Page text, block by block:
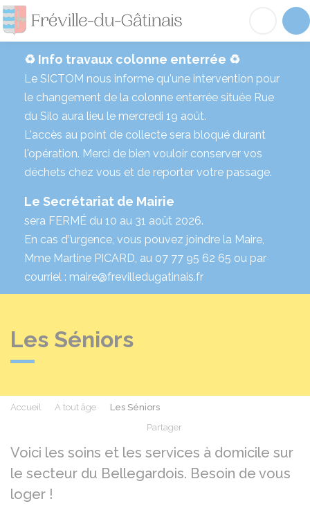
Fréville-du-
♻️ Info travaux colonne enterrée ♻️
Le SICTOM nous informe qu'une intervention pour
le changement de la colonne enterrée située Rue
du Silo aura lieu le mercredi 19 août.
L'accès au point de collecte sera bloqué durant
l'opération. Merci de bien vouloir conserver vos
déchets chez vous et de reporter votre passage.
Le Secrétariat de Mairie
sera FERMÉ du 10 au 31 août 2026.
En cas d’’urgence, vous pouvez joindre la Maire,
Mme Martine PICARD, au 07 77 95 62 65 ou par
courriel : maire@frevilledugatinais.fr
Les Séniors
Accueil A tout âge
Les Séniors
Partager
Voici les soins et les services à domicile sur
le secteur du Bellegardois. Besoin de vous
loger !